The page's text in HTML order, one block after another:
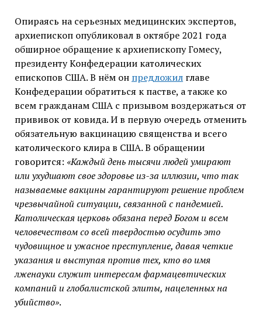
Опираясь на серьезных медицинских экспертов,
архиепископ опубликовал в октябре 2021 года
обширное обращение к архиепископу Гомесу,
президенту Конфедерации католических
епископов США. В нём он предложилглаве
Конфедерации обратиться к пастве, а также ко
всем гражданам США с призывом воздержаться от
прививок от ковида. И в первую очередь отменить
обязательную вакцинацию священства и всего
католического клира в США. В обращении
говорится: «Каждый день тысячи людей умирают
или ухудшают свое здоровье из-за иллюзии, что так
называемые вакцины гарантируют решение проблем
чрезвычайной ситуации, связанной с пандемией.
Католическая церковь обязана перед Богом и всем
человечеством со всей твердостью осудить это
чудовищное и ужасное преступление, давая четкие
указания и выступая против тех, кто во имя
лженауки служит интересам фармацевтических
компаний и глобалистской элиты, нацеленных на
убийство».